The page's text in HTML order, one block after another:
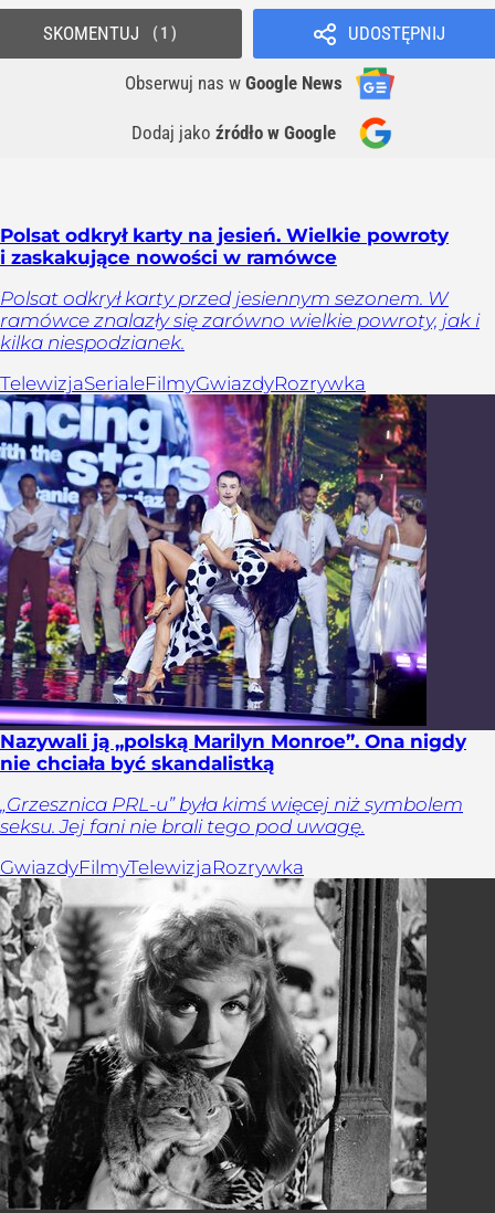
UDOSTĘPNIJ
Obserwuj nas w Google News
Dodaj jako źródło w Google
SKOMENTUJ 1
Polsat odkrył karty na jesień. Wielkie powroty
i zaskakujące nowości w ramówce
Polsat odkrył karty przed jesiennym sezonem. W
ramówce znalazły się zarówno wielkie powroty, jak i
kilka niespodzianek.
TelewizjaSerialeFilmyGwiazdyRozrywka
Nazywali ją „polską Marilyn Monroe”. Ona nigdy
nie chciała być skandalistką
„Grzesznica PRL-u” była kimś więcej niż symbolem
seksu. Jej fani nie brali tego pod uwagę.
GwiazdyFilmyTelewizjaRozrywka